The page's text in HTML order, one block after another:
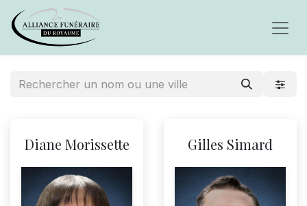
Diane Morissette Gilles Simard